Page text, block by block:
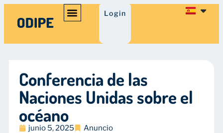
Login
Conferencia de las
Naciones Unidas sobre el
océano
junio 5, 2025 Anuncio